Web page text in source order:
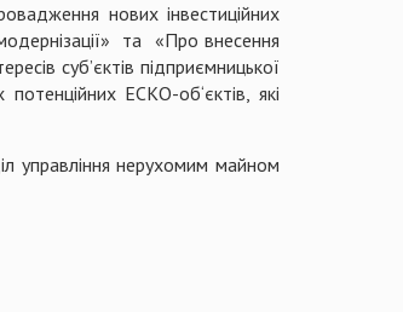
нових інвестиційних
та «Про внесення
суб’єктів підприємницької
ЕСКО-об‘єктів, які
управління нерухомим майном